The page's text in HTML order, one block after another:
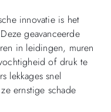
innovatie is het
geavanceerde
in leidingen, muren
of druk te
lekkages snel
ernstige schade